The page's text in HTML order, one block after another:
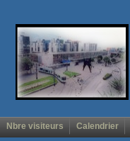
Nbre visiteurs Calendrier